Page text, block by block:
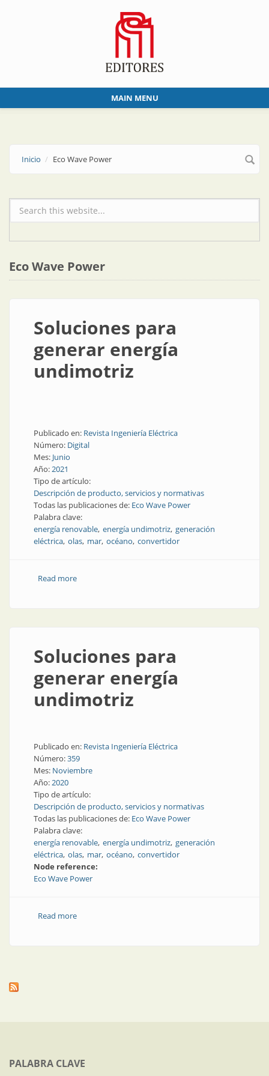
MAIN MENU
Inicio Eco Wave Power
Formulario de búsqueda
Eco Wave Power
Soluciones para
generar energía
undimotriz
Publicado en: Revista Ingeniería Eléctrica
Número: Digital
Mes: Junio
Año:2021
Tipo de artículo:
Descripción de producto, servicios y normativas
Todas las publicaciones de: Eco Wave Power
Palabra clave:
energía renovable energía undimotriz generación
eléctrica olas mar océano convertidor
Read moreabout Soluciones para generar energía undimotriz
Soluciones para
generar energía
undimotriz
Publicado en: Revista Ingeniería Eléctrica
Número:359
Mes: Noviembre
Año:2020
Tipo de artículo:
Descripción de producto, servicios y normativas
Todas las publicaciones de: Eco Wave Power
Palabra clave:
energía renovable energía undimotriz generación
eléctrica olas mar océano convertidor
Node reference:
Eco Wave Power
Read moreabout Soluciones para generar energía undimotriz
PALABRA CLAVE